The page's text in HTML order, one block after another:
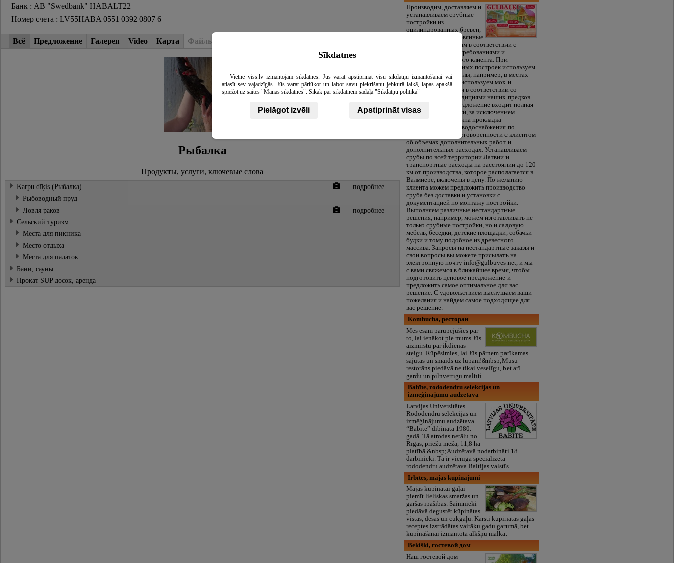
Банк : AB "Swedbank" HABALT22
Номер счета : LV55HABA 0551 0392 0807 6
Всё Предложение Галерея Video Карта Файлы
Рыбалка
Продукты, услуги, ключевые слова
Karpu dīķis (Рыбалка)
подробнее
Pыбоводный пруд
Ловля раков
подробнее
Сельский туризм
Места для пикника
Место отдыха
Места для палаток
Бани, сауны
Прокат SUP досок, аренда
Производим, доставляем и
устанавливаем срубные
постройки из
оцилиндрованных бревен,
а также другие деревянные
конструкции. Строим в соответствии с
индивидуальными требованиями и
пожеланиями каждого клиента. При
строительстве срубных построек используем
природные материалы, например, в местах
прилегания бревен используем мох и
возводим постройки в соответствии со
строительными традициями наших предков.
В наше ценовое предложение входит полная
установка постройки, за исключением
фундамента, возможна прокладка
электропроводки и водоснабжения по
предварительной договоренности с клиентом
об объемах дополнительных работ и
дополнительных расходах. Устанавливаем
срубы по всей территории Латвии и
транспортные расходы на расстоянии до 120
км от производства, которое располагается в
Валмиере, включены в цену. По желанию
клиента можем предложить производство
сруба без доставки и установки с
документацией по монтажу постройки.
Выполняем различные нестандартные
решения, например, можем изготавливать не
только срубные постройки, но и садовую
мебель, беседки, детские площадки, собачьи
будки и тому подобное из древесного
массива. Запросы на нестандартные заказы и
свои вопросы вы можете присылать на
электронную почту info@gulbuves.net, и мы
с вами свяжемся в ближайшее время, чтобы
подготовить ценовое предложение и
предложить самое оптимальное для вас
решение. С удовольствием выслушаем ваши
пожелания и найдем самое подходящее для
вас решение.
Kombucha, ресторан
Mēs esam parūpējušies par
to, lai ienākot pie mums Jūs
aizmirstu par ikdienas
steigu. Rūpēsimies, lai Jūs pārņem patīkamas
sajūtas un smaids uz lūpām!&nbsp;Mūsu
restorāns piedāvā ne tikai veselīgu, bet arī
gardu un pilnvērtīgu maltīti.
Babīte, rododendru selekcijas un
izmēģinājumu audzētava
Latvijas Universitātes
Rododendru selekcijas un
izmēģinājumu audzētava
“Babīte” dibināta 1980.
gadā. Tā atrodas netālu no
Rīgas, priežu mežā, 11,8 ha
platībā.&nbsp;Audzētavā nodarbināti 18
darbinieki. Tā ir vienīgā specializētā
rododendru audzētava Baltijas valstīs.
Irbītes, mājas kūpinājumi
Mājās kūpinātai gaļai
piemīt lieliskas smaržas un
garšas īpašības. Saimnieki
piedāvā degustēt kūpinātas
vistas, desas un cūkgaļu. Karsti kūpinātās gaļas
receptes izstrādātas vairāku gadu garumā, bet
kūpināšanai izmantota alkšņu malka.
Bekiški, гостевой дом
Наш гостевой дом
Sīkdatnes
Vietne viss.lv izmantojam sīkdatnes. Jūs varat apstiprināt visu sīkdatņu izmantošanai vai
atlasīt sev vajadzīgās. Jūs varat pārlūkot un labot savu piekrišanu jebkurā laikā, lapas apakšā
spiežot uz saites "Manas sīkdatnes". Sīkāk par sīkdatnēm sadaļā "Sīkdatņu politika"
Pielāgot izvēli Apstiprināt visas